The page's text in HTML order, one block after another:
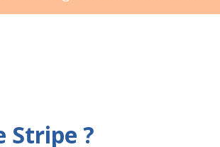
Stripe ?